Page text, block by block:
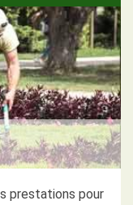
prestations pour